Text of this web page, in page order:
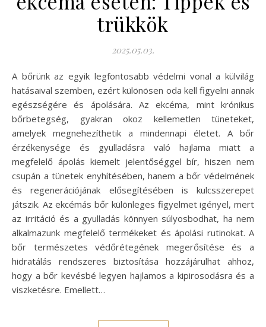
trükkök
2025.05.03.
A bőrünk az egyik legfontosabb védelmi vonal a külvilág
hatásaival szemben, ezért különösen oda kell figyelni annak
egészségére és ápolására. Az ekcéma, mint krónikus
bőrbetegség, gyakran okoz kellemetlen tüneteket,
amelyek megnehezíthetik a mindennapi életet. A bőr
érzékenysége és gyulladásra való hajlama miatt a
megfelelő ápolás kiemelt jelentőséggel bír, hiszen nem
csupán a tünetek enyhítésében, hanem a bőr védelmének
és regenerációjának elősegítésében is kulcsszerepet
játszik. Az ekcémás bőr különleges figyelmet igényel, mert
az irritáció és a gyulladás könnyen súlyosbodhat, ha nem
alkalmazunk megfelelő termékeket és ápolási rutinokat. A
bőr természetes védőrétegének megerősítése és a
hidratálás rendszeres biztosítása hozzájárulhat ahhoz,
hogy a bőr kevésbé legyen hajlamos a kipirosodásra és a
viszketésre. Emellett…